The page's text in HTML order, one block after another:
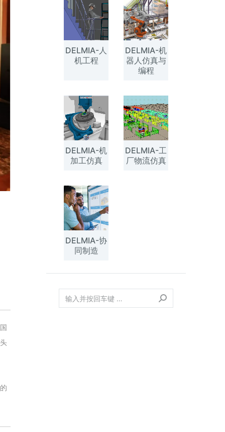
DELMIA-人
机工程
DELMIA-机
器人仿真与
编程
DELMIA-机
加工仿真
DELMIA-工
厂物流仿真
DELMIA-协
同制造